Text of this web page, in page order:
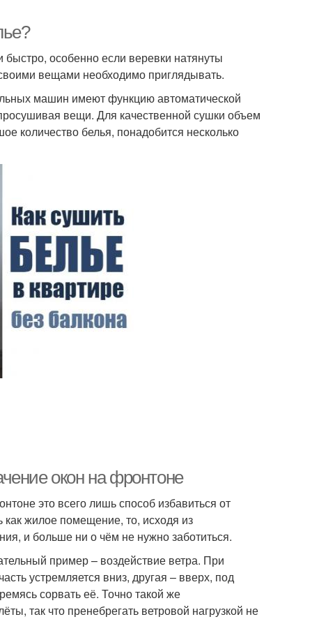
особенно если веревки натянуты
вещами необходимо приглядывать.
машин имеют функцию автоматической
вещи. Для качественной сушки объем
количество белья, понадобится несколько
окон на фронтоне
это всего лишь способ избавиться от
как жилое помещение, то, исходя из
и больше ни о чём не нужно заботиться.
пример – воздействие ветра. При
устремляется вниз, другая – вверх, под
сорвать её. Точно такой же
так что пренебрегать ветровой нагрузкой не